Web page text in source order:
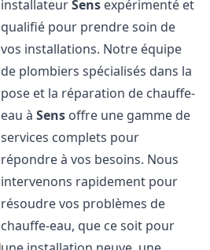
installateurSens expérimenté et
qualifié pour prendre soin de
vos installations. Notre équipe
de plombiers spécialisés dans la
pose et la réparation de chauffe-
eau àSens offre une gamme de
services complets pour
répondre à vos besoins. Nous
intervenons rapidement pour
résoudre vos problèmes de
chauffe-eau, que ce soit pour